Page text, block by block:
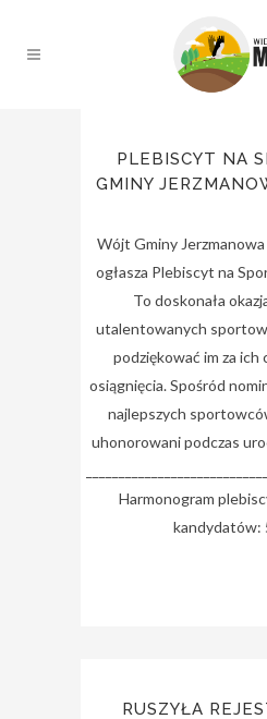
PLEBISCYT NA
GMINY
Wójt Gminy
ogłasza Plebiscyt na
To doskonała
utalentowanych
podziękować im za ich
osiągnięcia. Spośród
najlepszych
uhonorowani podczas
Harmonogram
kandydatów:
RUSZYŁA